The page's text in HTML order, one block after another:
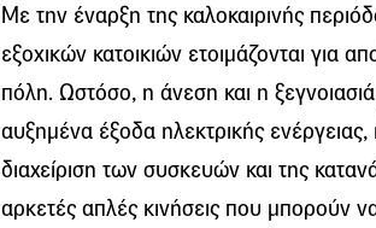
Με την έναρξη της καλοκαιρινής
εξοχικών κατοικιών ετοιμάζονται για
πόλη. Ωστόσο, η άνεση και η
αυξημένα έξοδα ηλεκτρικής ενέργειας,
διαχείριση των συσκευών και της
αρκετές απλές κινήσεις που μπορούν